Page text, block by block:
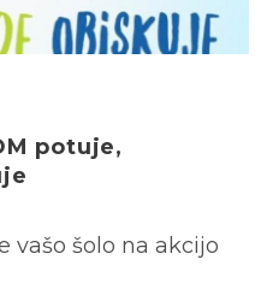
potuje,
vašo šolo na akcijo